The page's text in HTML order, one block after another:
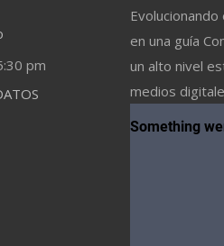
pm
en una guía
un alto nivel
medios